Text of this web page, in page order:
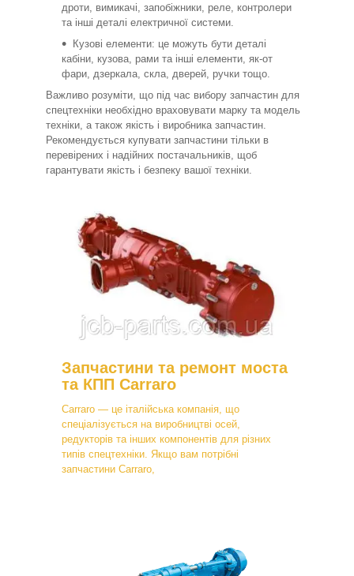
дроти, вимикачі, запобіжники, реле, контролери
та інші деталі електричної системи.
Кузові елементи: це можуть бути деталі
кабіни, кузова, рами та інші елементи, як-от
фари, дзеркала, скла, дверей, ручки тощо.
Важливо розуміти, що під час вибору запчастин для
спецтехніки необхідно враховувати марку та модель
техніки, а також якість і виробника запчастин.
Рекомендується купувати запчастини тільки в
перевірених і надійних постачальників, щоб
гарантувати якість і безпеку вашої техніки.
Запчастини та ремонт моста
та КПП Carraro
Carraro — це італійська компанія, що
спеціалізується на виробництві осей,
редукторів та інших компонентів для різних
типів спецтехніки. Якщо вам потрібні
запчастини Carraro,